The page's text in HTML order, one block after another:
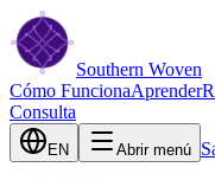
Southern Woven
Cómo FuncionaAprender
Consulta
EN Abrir menú